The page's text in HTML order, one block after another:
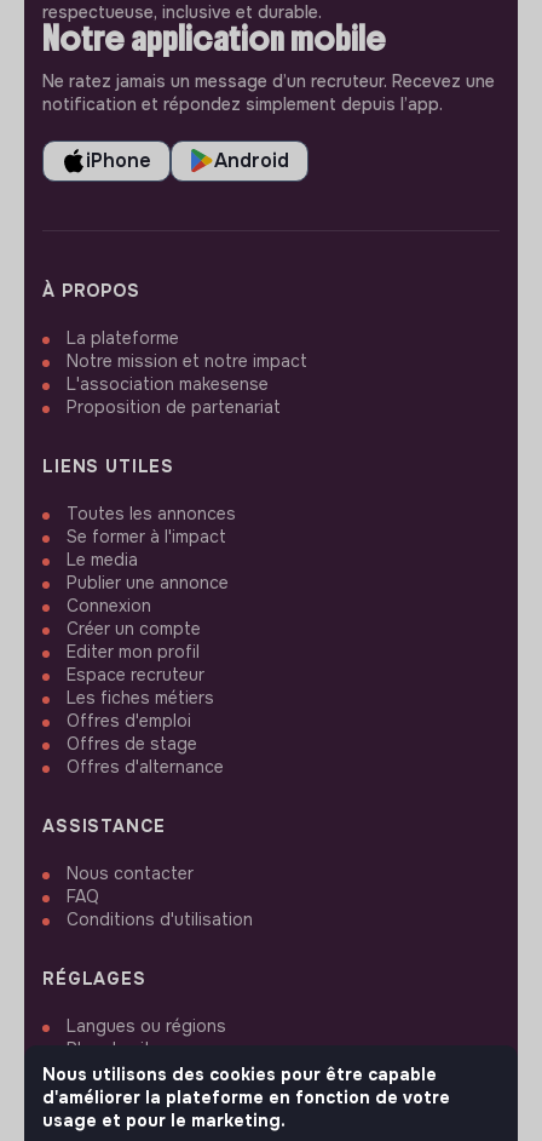
respectueuse, inclusive et durable.
Notre application mobile
Ne ratez jamais un message d’un recruteur. Recevez une
notification et répondez simplement depuis l’app.
iPhone Android
À PROPOS
La plateforme
Notre mission et notre impact
L'association makesense
Proposition de partenariat
LIENS UTILES
Toutes les annonces
Se former à l'impact
Le media
Publier une annonce
Connexion
Créer un compte
Editer mon profil
Espace recruteur
Les fiches métiers
Offres d'emploi
Offres de stage
Offres d'alternance
ASSISTANCE
Nous contacter
FAQ
Conditions d'utilisation
RÉGLAGES
Langues ou régions
Plan du site
Paramètres des cookies
Nous utilisons des cookies pour être capable
d'améliorer la plateforme en fonction de votre
usage et pour le marketing.